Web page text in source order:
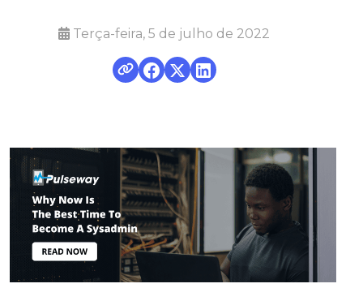
Terça-feira, 5 de julho de 2022